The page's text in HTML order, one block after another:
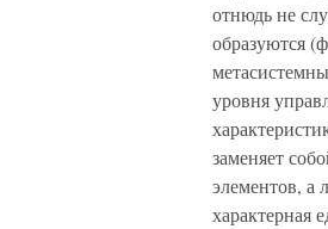
отнюдь не
образуются
уровня
заменяет
элементов, а
характерная